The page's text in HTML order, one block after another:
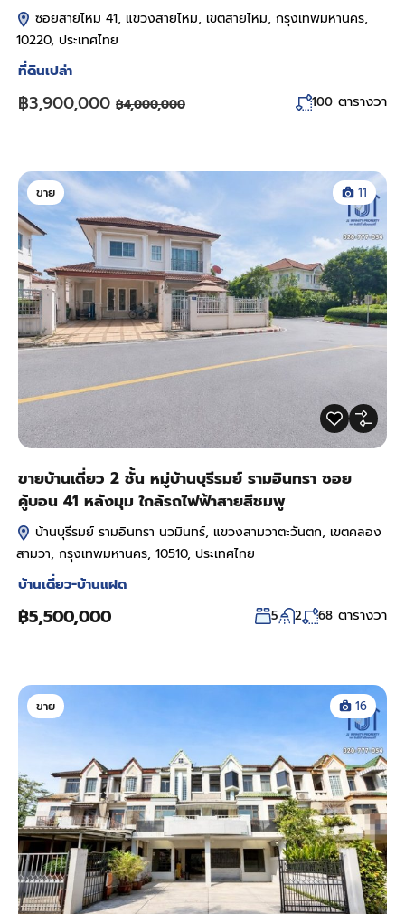
ซอยสายไหม 41, แขวงสายไหม, เขตสายไหม, กรุงเทพมหานคร,
10220, ประเทศไทย
ที่ดินเปล่า
฿3,900,000 ฿4,000,000 100 ตารางวา
ขาย 11
ขายบ้านเดี่ยว 2 ชั้น หมู่บ้านบุรีรมย์ รามอินทรา ซอย
คู้บอน 41 หลังมุม ใกล้รถไฟฟ้าสายสีชมพู
บ้านบุรีรมย์ รามอินทรา นวมินทร์, แขวงสามวาตะวันตก, เขตคลอง
สามวา, กรุงเทพมหานคร, 10510, ประเทศไทย
บ้านเดี่ยว-บ้านแฝด
฿5,500,000 5 2 68 ตารางวา
ขาย 16